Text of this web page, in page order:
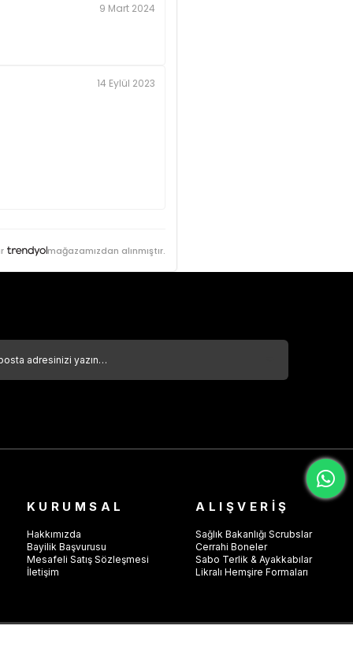
9 Mart 2024
14 Eylül 2023
mağazamızdan alınmıştır.
KURUMSAL
Hakkımızda
Bayilik Başvurusu
Mesafeli Satış Sözleşmesi
İletişim
ALIŞVERİŞ
Sağlık Bakanlığı Scrubslar
Cerrahi Boneler
Sabo Terlik & Ayakkabılar
Likralı Hemşire Formaları